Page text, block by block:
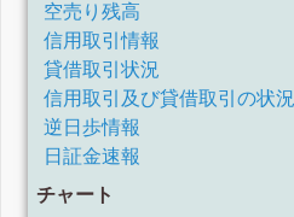
空売り残高
信用取引情報
貸借取引状況
信用取引及び貸借取引の状況
逆日歩情報
日証金速報
チャート